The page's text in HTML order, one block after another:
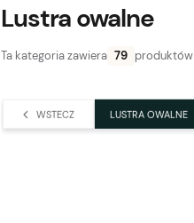
Lustra owalne
Ta kategoria zawiera 79 produktów
WSTECZ LUSTRA OWALNE